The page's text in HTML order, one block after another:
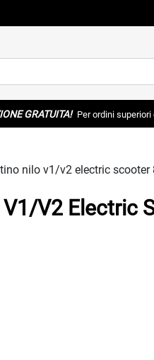
GRATUITA! Per ordini superiori
nilo v1/v2 electric scooter
v2 Electric